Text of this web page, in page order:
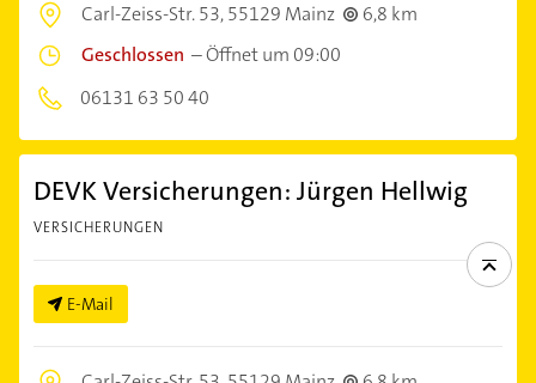
Carl-Zeiss-Str. 53,55129 Mainz
6,8 km
Geschlossen –Öffnet um 09:00
06131 63 50 40
DEVK Versicherungen: Jürgen Hellwig
VERSICHERUNGEN
E-Mail